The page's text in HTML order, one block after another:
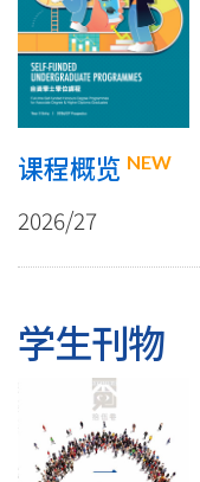
课程概览 NEW
2026/27
学生刊物